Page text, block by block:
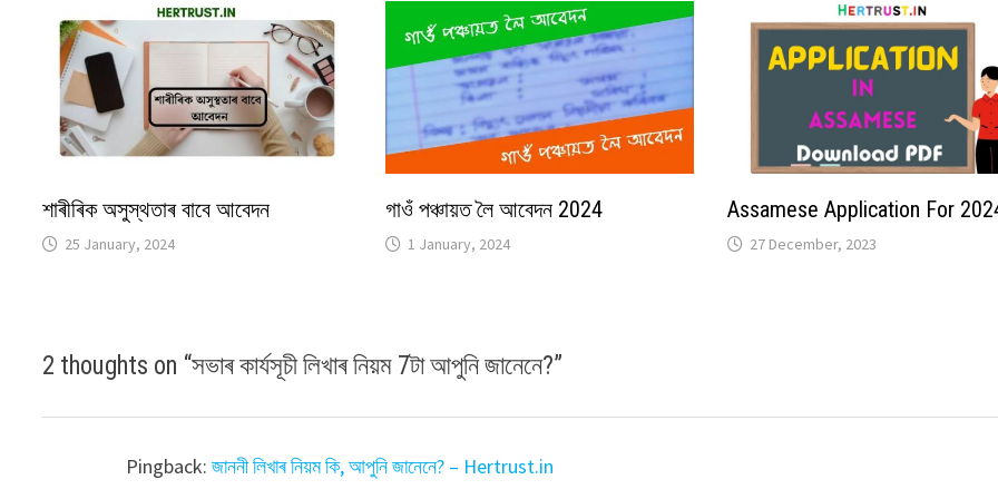
শাৰীৰিক অসুস্থতাৰ বাবে আবেদন
25 January, 2024
গাওঁ পঞ্চায়ত লৈ আবেদন 2024
1 January, 2024
Assamese Application For
27 December, 2023
2 thoughts on “সভাৰ কাৰ্যসূচী লিখাৰ নিয়ম 7টা আপুনি জানেনে?”
Pingback:জাননী লিখাৰ নিয়ম কি, আপুনি জানেনে? – Hertrust.in